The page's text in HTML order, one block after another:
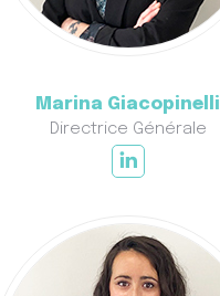
Marina Giacopinelli
Directrice Générale